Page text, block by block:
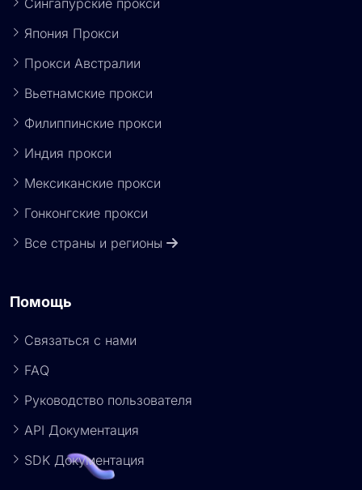
Сингапурские прокси
Япония Прокси
Прокси Австралии
Вьетнамские прокси
Филиппинские прокси
Индия прокси
Мексиканские прокси
Гонконгские прокси
Все страны и регионы
Помощь
Связаться с нами
FAQ
Руководство пользователя
API Документация
SDK Документация